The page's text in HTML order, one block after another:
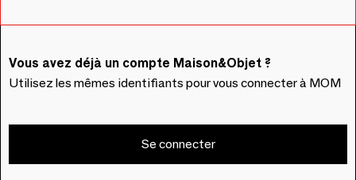
Vous avez déjà un compte Maison&Objet ?
Utilisez les mêmes identifiants pour vous connecter à MOM
Se connecter